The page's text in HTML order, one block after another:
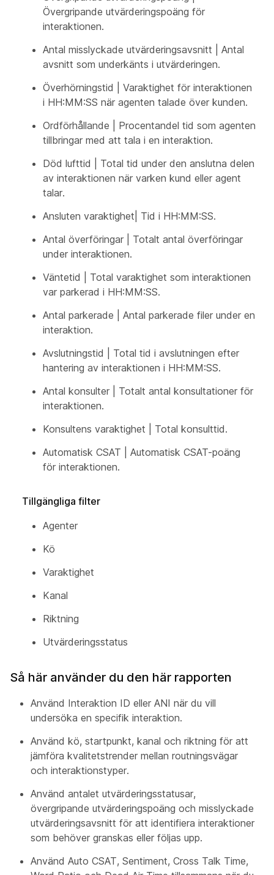
Övergripande utvärderingspoäng för
interaktionen.
Antal misslyckade utvärderingsavsnitt | Antal
avsnitt som underkänts i utvärderingen.
Överhörningstid | Varaktighet för interaktionen
i HH:MM:SS när agenten talade över kunden.
Ordförhållande | Procentandel tid som agenten
tillbringar med att tala i en interaktion.
Död lufttid | Total tid under den anslutna delen
av interaktionen när varken kund eller agent
talar.
Ansluten varaktighet| Tid i HH:MM:SS.
Antal överföringar | Totalt antal överföringar
under interaktionen.
Väntetid | Total varaktighet som interaktionen
var parkerad i HH:MM:SS.
Antal parkerade | Antal parkerade filer under en
interaktion.
Avslutningstid | Total tid i avslutningen efter
hantering av interaktionen i HH:MM:SS.
Antal konsulter | Totalt antal konsultationer för
interaktionen.
Konsultens varaktighet | Total konsulttid.
Automatisk CSAT | Automatisk CSAT-poäng
för interaktionen.
Tillgängliga filter
Agenter
Kö
Varaktighet
Kanal
Riktning
Utvärderingsstatus
Så här använder du den här rapporten
Använd Interaktion ID eller ANI när du vill
undersöka en specifik interaktion.
Använd kö, startpunkt, kanal och riktning för att
jämföra kvalitetstrender mellan routningsvägar
och interaktionstyper.
Använd antalet utvärderingsstatusar,
övergripande utvärderingspoäng och misslyckade
utvärderingsavsnitt för att identifiera interaktioner
som behöver granskas eller följas upp.
Använd Auto CSAT, Sentiment, Cross Talk Time,